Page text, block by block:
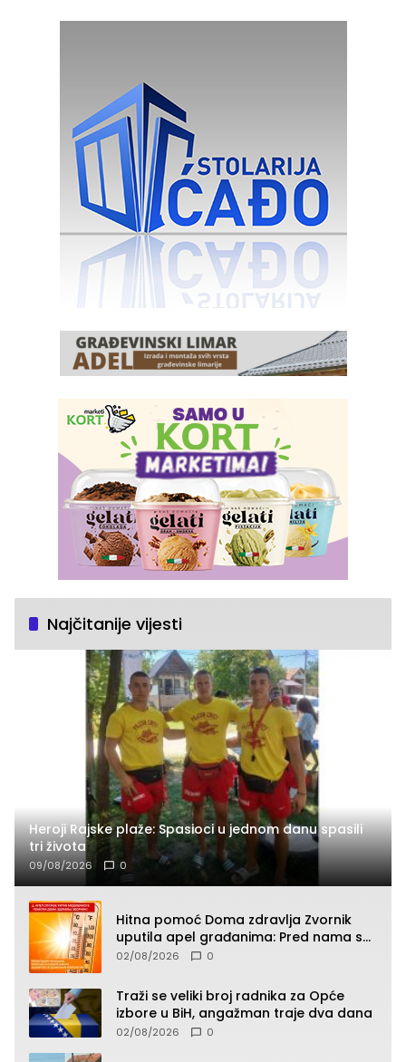
Najčitanije vijesti
Heroji Rajske plaže: Spasioci u jednom danu spasili
tri života
09/08/2026 0
Hitna pomoć Doma zdravlja Zvornik
uputila apel građanima: Pred nama su
temperature do 40°C, oprez zbog
02/08/2026 0
Traži se veliki broj radnika za Opće
izbore u BiH, angažman traje dva dana
02/08/2026 0